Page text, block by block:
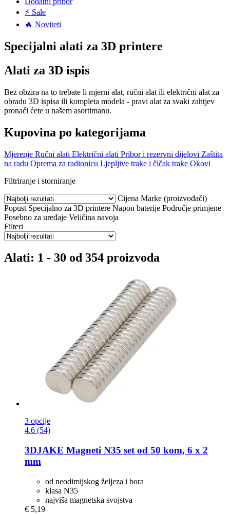
⚡ Sale
🔥 Noviteti
Specijalni alati za 3D printere
Alati za 3D ispis
Bez obzira na to trebate li mjerni alat, ručni alat ili električni alat za
obradu 3D ispisa ili kompleta modela - pravi alat za svaki zahtjev
pronaći ćete u našem asortimanu.
Kupovina po kategorijama
Mjerenje Ručni alati Električni alati Pribor i rezervni dijelovi Zaštita
na radu Oprema za radionicu Ljepljive trake i čičak trake Okovi
Filtriranje i storniranje
Cijena Marke (proizvođači)
Popust Specijalno za 3D printere Napon baterije Područje primjene
Posebno za uređaje Veličina navoja
Filteri
Alati: 1 - 30 od 354 proizvoda
3 opcije
4.6 (54)
3DJAKE Magneti N35 set od 50 kom, 6 x 2
mm
od neodimijskog željeza i bora
klasa N35
najviša magnetska svojstva
€ 5,19